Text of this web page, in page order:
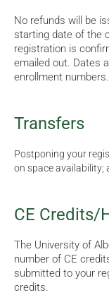
No refunds will be
starting date of the
registration is
emailed out. Dates
enrollment numbers.
Transfers
Postponing your
on space availability;
CE Credits/
The University of
number of CE
submitted to your
credits.